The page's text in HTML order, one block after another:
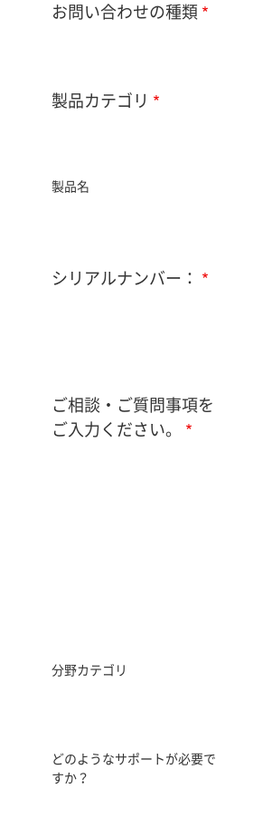
お問い合わせの種類
製品カテゴリ
製品名
シリアルナンバー：
ご相談・ご質問事項を
ご入力ください。
分野カテゴリ
どのようなサポートが必要で
すか？